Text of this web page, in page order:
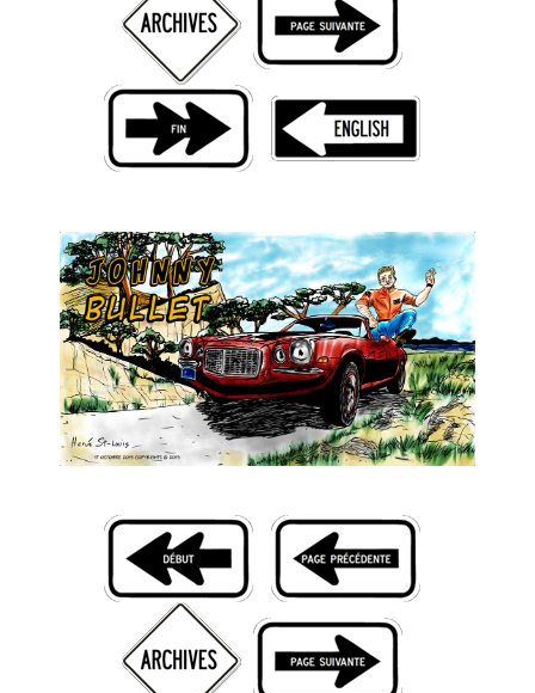
Figurines
Entrevues
Blogue
Culture de masse
Magasin
À propos
Publicité
Contacte
Équipe
Recherche avancée